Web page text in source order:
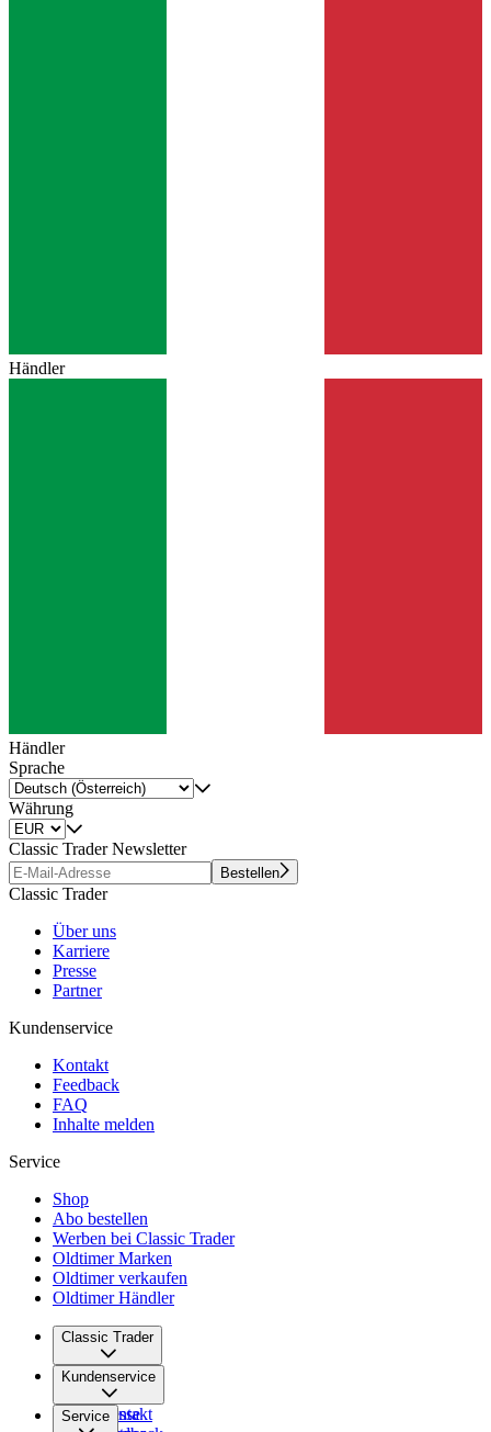
Händler
Händler
Sprache
Währung
Classic Trader Newsletter
Bestellen
Classic Trader
Über uns
Karriere
Presse
Partner
Kundenservice
Kontakt
Feedback
FAQ
Inhalte melden
Service
Shop
Abo bestellen
Werben bei Classic Trader
Oldtimer Marken
Oldtimer verkaufen
Oldtimer Händler
Classic Trader
Über uns
Karriere
Presse
Kundenservice
Kontakt
Service